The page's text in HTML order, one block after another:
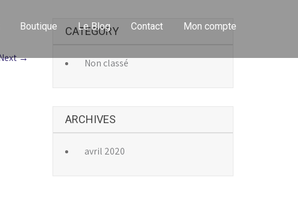
Boutique Le Blog Contact Mon compte
→
CATEGORY
Non classé
ARCHIVES
avril 2020